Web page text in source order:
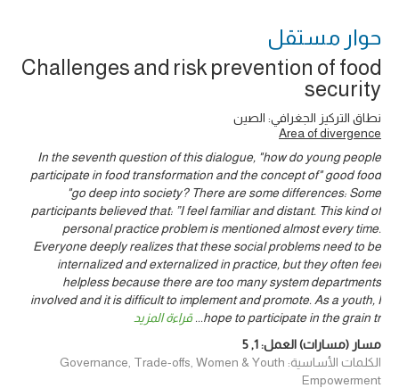
حوار ‎مستقل
Challenges and risk prevention of food
security
نطاق التركيز الجغرافي: الصين
Area of divergence
In the seventh question of this dialogue, "how do young people
participate in food transformation and the concept of" good food
"go deep into society? There are some differences: Some
participants believed that: ”I feel familiar and distant. This kind of
personal practice problem is mentioned almost every time.
Everyone deeply realizes that these social problems need to be
internalized and externalized in practice, but they often feel
helpless because there are too many system departments
involved and it is difficult to implement and promote. As a youth, I
hope to participate in the grain tr
... قراءة المزيد
مسار (مسارات) العمل:1
,
5
الكلمات الأساسية: Governance, Trade-offs, Women & Youth
Empowerment